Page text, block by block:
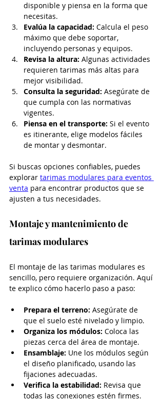
disponible y piensa en la forma que
necesitas.
Evalúa la capacidad: Calcula el peso
máximo que debe soportar,
incluyendo personas y equipos.
Revisa la altura: Algunas actividades
requieren tarimas más altas para
mejor visibilidad.
Consulta la seguridad: Asegúrate de
que cumpla con las normativas
vigentes.
Piensa en el transporte: Si el evento
es itinerante, elige modelos fáciles
de montar y desmontar.
Si buscas opciones confiables, puedes
explorar tarimas modulares para eventos
venta para encontrar productos que se
ajusten a tus necesidades.
Montaje y mantenimiento de
tarimas modulares
El montaje de las tarimas modulares es
sencillo, pero requiere organización. Aquí
te explico cómo hacerlo paso a paso:
Prepara el terreno: Asegúrate de
que el suelo esté nivelado y limpio.
Organiza los módulos: Coloca las
piezas cerca del área de montaje.
Ensamblaje: Une los módulos según
el diseño planificado, usando las
fijaciones adecuadas.
Verifica la estabilidad: Revisa que
todas las conexiones estén firmes.